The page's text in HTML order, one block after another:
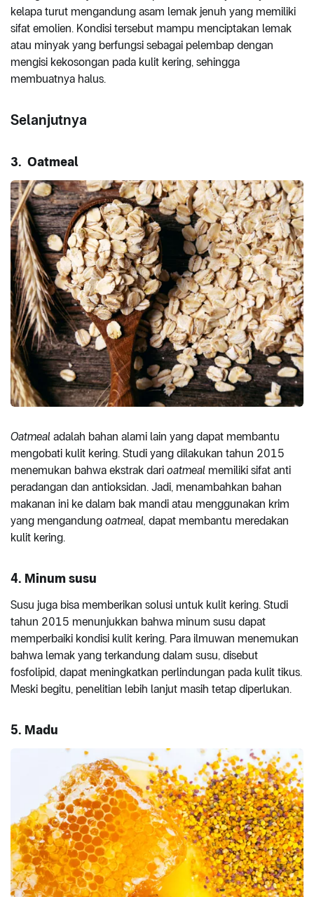
kelapa turut mengandung asam lemak jenuh yang memiliki
sifat emolien. Kondisi tersebut mampu menciptakan lemak
atau minyak yang berfungsi sebagai pelembap dengan
mengisi kekosongan pada kulit kering, sehingga
membuatnya halus.
Selanjutnya
3. Oatmeal
Oatmeal adalah bahan alami lain yang dapat membantu
mengobati kulit kering. Studi yang dilakukan tahun 2015
menemukan bahwa ekstrak dari oatmeal memiliki sifat anti
peradangan dan antioksidan. Jadi, menambahkan bahan
makanan ini ke dalam bak mandi atau menggunakan krim
yang mengandung oatmeal, dapat membantu meredakan
kulit kering.
4. Minum susu
Susu juga bisa memberikan solusi untuk kulit kering. Studi
tahun 2015 menunjukkan bahwa minum susu dapat
memperbaiki kondisi kulit kering. Para ilmuwan menemukan
bahwa lemak yang terkandung dalam susu, disebut
fosfolipid, dapat meningkatkan perlindungan pada kulit tikus.
Meski begitu, penelitian lebih lanjut masih tetap diperlukan.
5. Madu